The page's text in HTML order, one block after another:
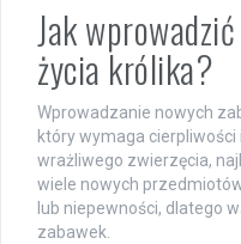
Jak
życia królika?
Wprowadzanie nowych
który wymaga cierpliwości
wrażliwego zwierzęcia,
wiele nowych
lub niepewności, dlatego
zabawek.